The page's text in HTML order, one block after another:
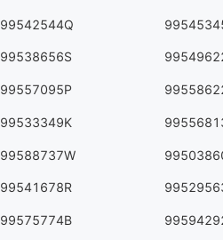
99542544Q
99538656S
99557095P
99533349K
99588737W
99541678R
99575774B